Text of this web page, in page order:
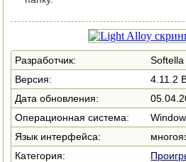
Разработчик:
Softella
Версия:
4.11.2
Дата обновления:
Операционная система:
Язык интерфейса:
Категория: